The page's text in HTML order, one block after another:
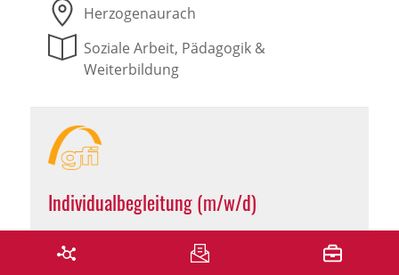
Herzogenaurach
Soziale Arbeit, Pädagogik &
Weiterbildung
Individualbegleitung (m/w/d)